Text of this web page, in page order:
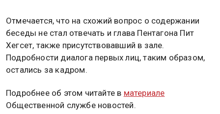
Отмечается, что на схожий вопрос о содержании
беседы не стал отвечать и глава Пентагона Пит
Хегсет, также присутствовавший в зале.
Подробности диалога первых лиц, таким образом,
остались за кадром.
Подробнее об этом читайте в материале
Общественной службе новостей.